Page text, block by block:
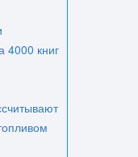
4000 книг